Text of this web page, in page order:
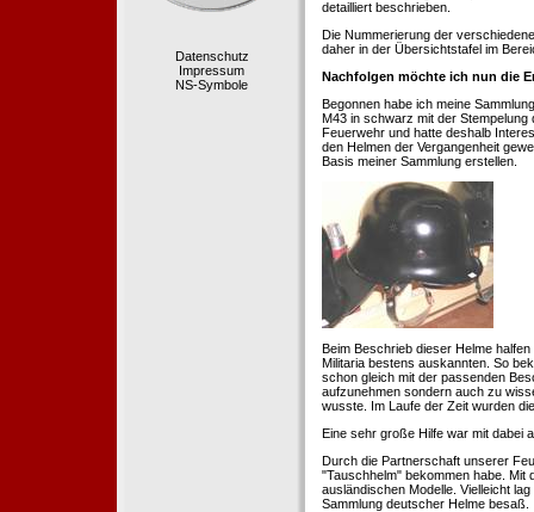
Datenschutz
Impressum
NS-Symbole
detailliert beschrieben.
Die Nummerierung der
daher in der Übersichtstafel im
Nachfolgen möchte ich nun die
Begonnen habe ich meine
M43 in schwarz mit der Stempelung
Feuerwehr und hatte deshalb
den Helmen der Vergangenheit
Basis meiner Sammlung erstellen.
Beim Beschrieb dieser Helme
Militaria bestens auskannten. So
schon gleich mit der passenden
aufzunehmen sondern auch zu
wusste. Im Laufe der Zeit wurden
Eine sehr große Hilfe war mit dabei
Durch die Partnerschaft unserer
"Tauschhelm" bekommen habe. Mit
ausländischen Modelle. Vielleicht
Sammlung deutscher Helme besaß.